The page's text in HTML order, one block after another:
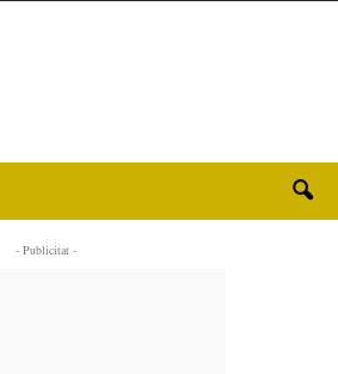
- Publicitat -